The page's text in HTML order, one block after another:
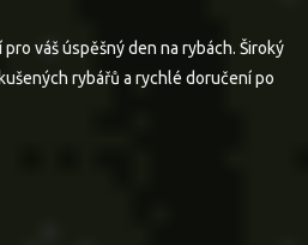
váš úspěšný den na rybách. Široký
rybářů a rychlé doručení po